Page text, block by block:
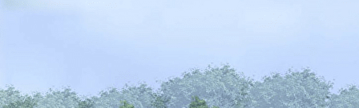
Ajoutez un logo, un bouton, des réseaux sociaux